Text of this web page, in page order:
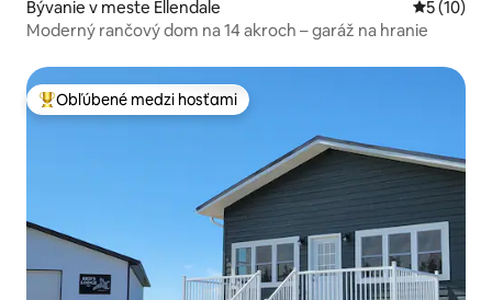
Bývanie v meste Ellendale
5 (10)
Moderný rančový dom na 14 akroch – garáž na hranie
Najobľúbenejšie medzi hosťami
Obľúbené medzi hosťami